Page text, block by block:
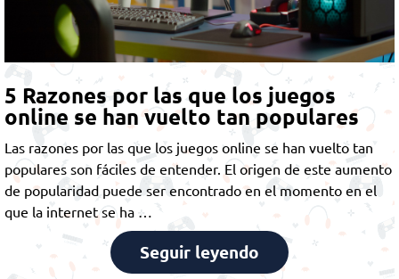
5 Razones por las que los juegos
online se han vuelto tan populares
Las razones por las que los juegos online se han vuelto tan
populares son fáciles de entender. El origen de este aumento
de popularidad puede ser encontrado en el momento en el
que la internet se ha …
Seguir leyendo